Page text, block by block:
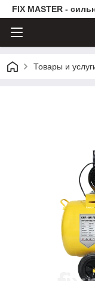
FIX MASTER -
Товары и